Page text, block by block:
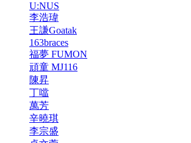
U:NUS
李浩瑋
王謙Goatak
163braces
福夢 FUMON
頑童 MJ116
陳昇
丁噹
萬芳
辛曉琪
李宗盛